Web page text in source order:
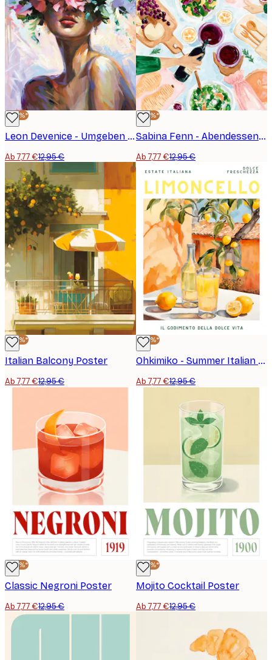
-40%*
Leon Devenice - Umgeben von Liebe Poster
Ab 7,77 €12,95 €
-40%*
Sabina Fenn - Abendessen mit Freunden Poster
Ab 7,77 €12,95 €
-40%*
Italian Balcony Poster
Ab 7,77 €12,95 €
-40%*
Ohkimiko - Summer Italian Limoncello Poster
Ab 7,77 €12,95 €
-40%*
Classic Negroni Poster
Ab 7,77 €12,95 €
-40%*
Mojito Cocktail Poster
Ab 7,77 €12,95 €